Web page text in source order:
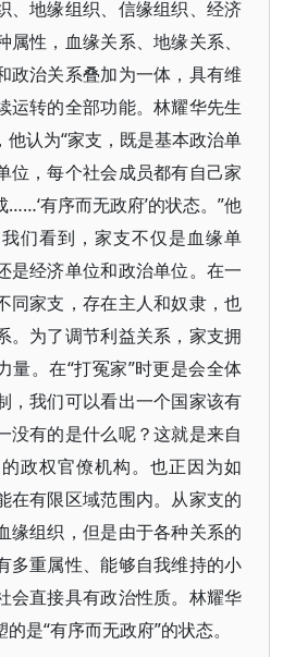
、地缘组织、信缘组织、经济
性，血缘关系、地缘关系、
政治关系叠加为一体，具有维
运转的全部功能。林耀华先生
认为“家支，既是基本政治单
位，每个社会成员都有自己家
有序而无政府’的状态。”他
们看到，家支不仅是血缘单
是经济单位和政治单位。在一
同家支，存在主人和奴隶，也
。为了调节利益关系，家支拥
量。在“打冤家”时更是会全体
，我们可以看出一个国家该有
没有的是什么呢？这就是来自
政权官僚机构。也正因为如
在有限区域范围内。从家支的
缘组织，但是由于各种关系的
多重属性、能够自我维持的小
会直接具有政治性质。林耀华
是“有序而无政府”的状态。